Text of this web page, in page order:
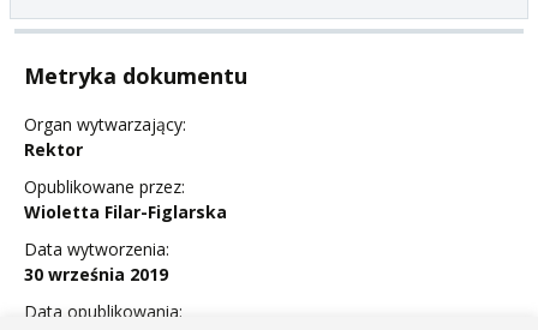
Metryka dokumentu
Organ wytwarzający:
Rektor
Opublikowane przez:
Wioletta Filar-Figlarska
Data wytworzenia:
30 września 2019
Data opublikowania: